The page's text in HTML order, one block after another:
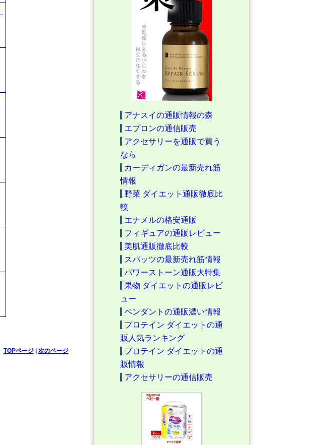
TOPページ| 次のページ
アナスイの通販情報の森
エプロンの通信販売
アクセサリーを通販で買う
なら
カーディガンの最新売れ筋
情報
野菜 ダイエット通販徹底比
較
エナメルの格安通販
フィギュアの通販レビュー
美肌通販徹底比較
スパッツの最新売れ筋情報
パワーストーン通販大特集
果物 ダイエットの通販レビ
ュー
ペンダントの通販濃い情報
プロテイン ダイエットの通
販人気ランキング
プロテイン ダイエットの通
販情報
アクセサリーの通信販売